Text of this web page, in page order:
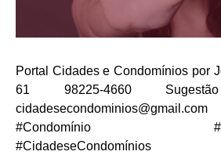
Portal Cidades e Condomínios por
61 98225-4660
#Condomínio
#CidadeseCondomínios